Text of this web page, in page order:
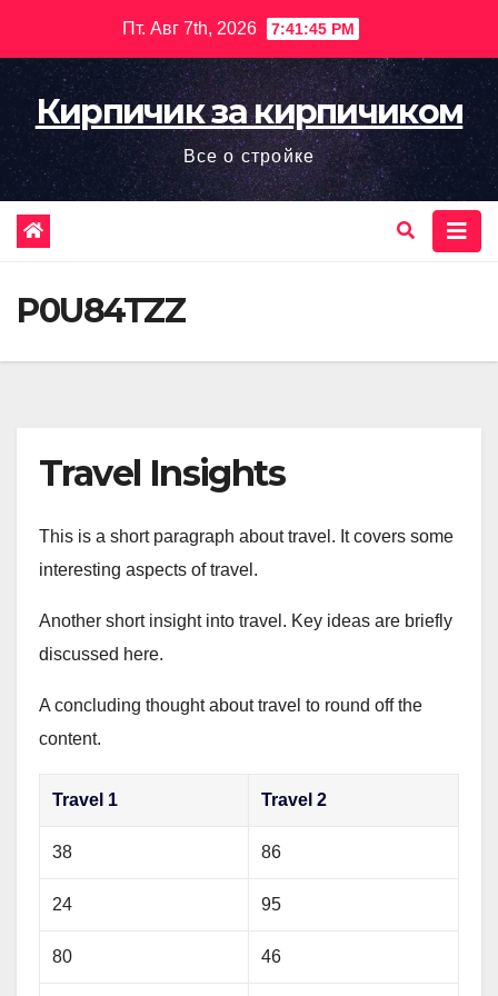
содержимому
Пт. Авг 7th, 2026 7:41:46 PM
Кирпичик за кирпичиком
Все о стройке
P0U84TZZ
Travel Insights
This is a short paragraph about travel. It covers some
interesting aspects of travel.
Another short insight into travel. Key ideas are briefly
discussed here.
A concluding thought about travel to round off the
content.
Travel 1 Travel 2
38 86
24 95
80 46